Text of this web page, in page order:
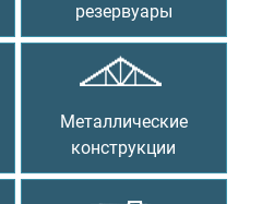
резервуары
Металлические
конструкции